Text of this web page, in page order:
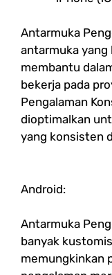
Antarmuka
antarmuka
membantu
bekerja pada
Pengalaman
dioptimalkan
yang konsisten
Android:
Antarmuka
banyak
memungkinkan